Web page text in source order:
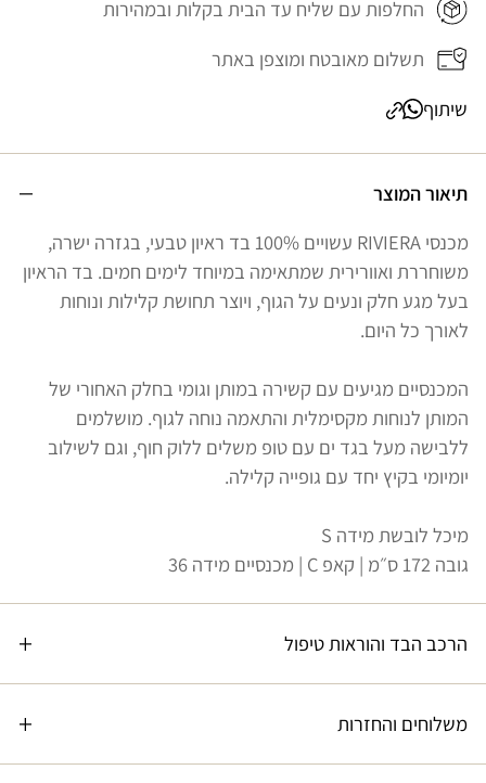
החלפות עם שליח עד הבית בקלות ובמהירות
תשלום מאובטח ומוצפן באתר
שיתוף
תיאור המוצר
מכנסי RIVIERA עשויים 100% בד ראיון טבעי, בגזרה ישרה,
משוחררת ואוורירית שמתאימה במיוחד לימים חמים. בד הראיון
בעל מגע חלק ונעים על הגוף, ויוצר תחושת קלילות ונוחות
לאורך כל היום.
המכנסיים מגיעים עם קשירה במותן וגומי בחלק האחורי של
המותן לנוחות מקסימלית והתאמה נוחה לגוף. מושלמים
ללבישה מעל בגד ים עם טופ משלים ללוק חוף, וגם לשילוב
יומיומי בקיץ יחד עם גופייה קלילה.
מיכל לובשת מידה S
גובה 172 ס״מ | קאפ C | מכנסיים מידה 36
הרכב הבד והוראות טיפול
משלוחים והחזרות